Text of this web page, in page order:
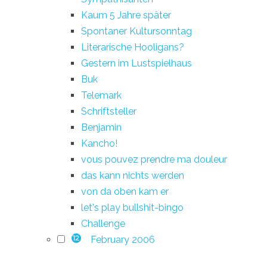
Kaum 5 Jahre später
Spontaner Kultursonntag
Literarische Hooligans?
Gestern im Lustspielhaus
Buk
Telemark
Schriftsteller
Benjamin
Kancho!
vous pouvez prendre ma douleur
das kann nichts werden
von da oben kam er
let's play bullshit-bingo
Challenge
12 February 2006